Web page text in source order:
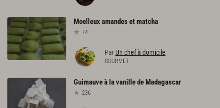
Moelleuxamandesetmatcha
74
Par Un chef à domicile
GOURMET
Guimauveà lavanillede Madagascar
236